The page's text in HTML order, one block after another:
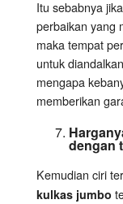
Itu sebabnya
perbaikan yang
maka tempat
untuk
mengapa
memberikan
dengan
Kemudian ciri
kulkas jumbo